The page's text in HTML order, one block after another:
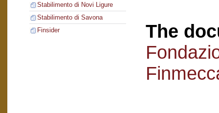
Stabilimento di Novi Ligure
Stabilimento di Savona
Finsider
The